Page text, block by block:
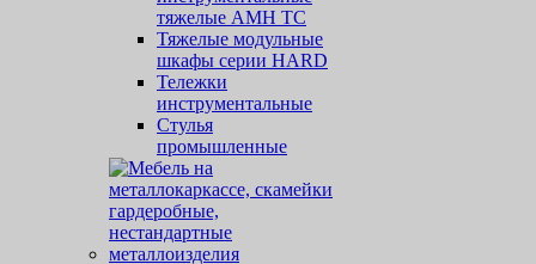
тяжелые AMH TC
Тяжелые модульные
шкафы серии HARD
Тележки
инструментальные
Стулья
промышленные